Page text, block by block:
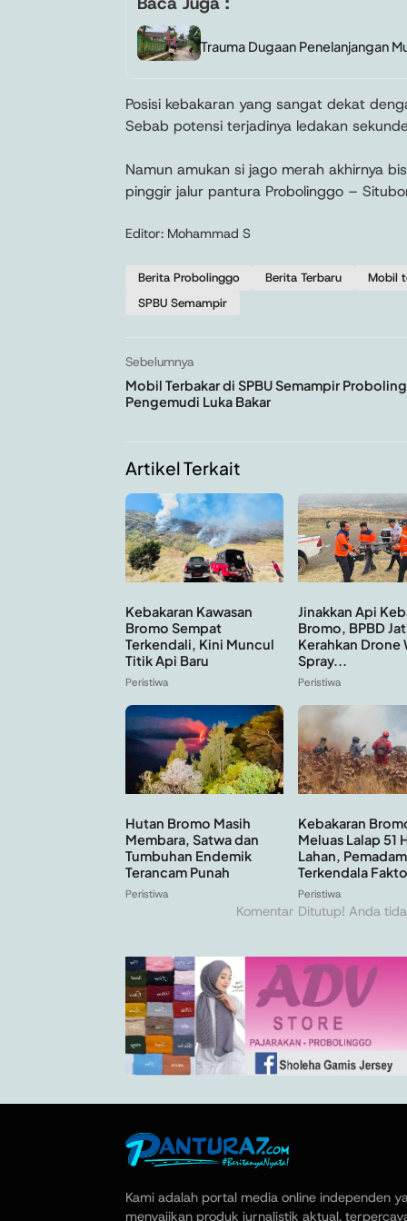
Trauma Dugaan Penelanjangan
Posisi kebakaran yang sangat dekat
Sebab potensi terjadinya ledakan
Namun amukan si jago merah akhirnya
pinggir jalur pantura Probolinggo –
Editor: Mohammad S
Berita Probolinggo Berita Terbaru
Mobil
SPBU Semampir
Sebelumnya
Mobil Terbakar di SPBU Semampir
Pengemudi Luka Bakar
Artikel Terkait
Kebakaran Kawasan
Bromo Sempat
Terkendali, Kini Muncul
Titik Api Baru
Peristiwa
Jinakkan Api
Bromo, BPBD
Kerahkan Drone
Spray...
Peristiwa
Hutan Bromo Masih
Membara, Satwa dan
Tumbuhan Endemik
Terancam Punah
Peristiwa
Kebakaran
Meluas Lalap 51
Lahan,
Terkendala
Peristiwa
Komentar Ditutup! Anda
Kami adalah portal media online independen
menyajikan produk jurnalistik aktual,